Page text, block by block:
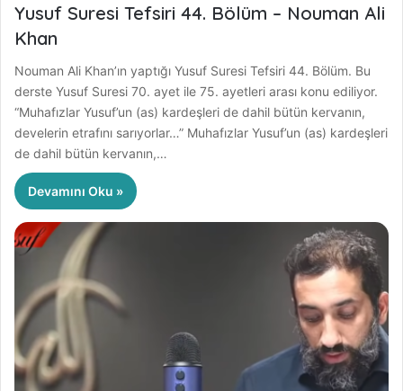
Yusuf Suresi Tefsiri 44. Bölüm – Nouman Ali
Khan
Nouman Ali Khan’ın yaptığı Yusuf Suresi Tefsiri 44. Bölüm. Bu
derste Yusuf Suresi 70. ayet ile 75. ayetleri arası konu ediliyor.
“Muhafızlar Yusuf’un (as) kardeşleri de dahil bütün kervanın,
develerin etrafını sarıyorlar…” Muhafızlar Yusuf’un (as) kardeşleri
de dahil bütün kervanın,…
Devamını Oku »